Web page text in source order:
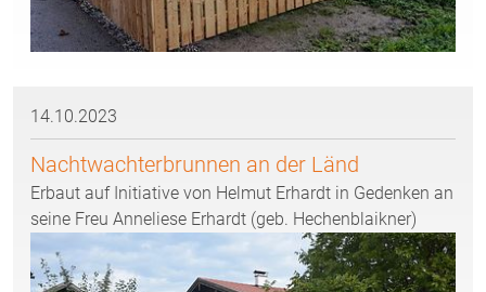
14.10.2023
Nachtwachterbrunnen an der Länd
Erbaut auf Initiative von Helmut Erhardt in Gedenken an
seine Freu Anneliese Erhardt (geb. Hechenblaikner)